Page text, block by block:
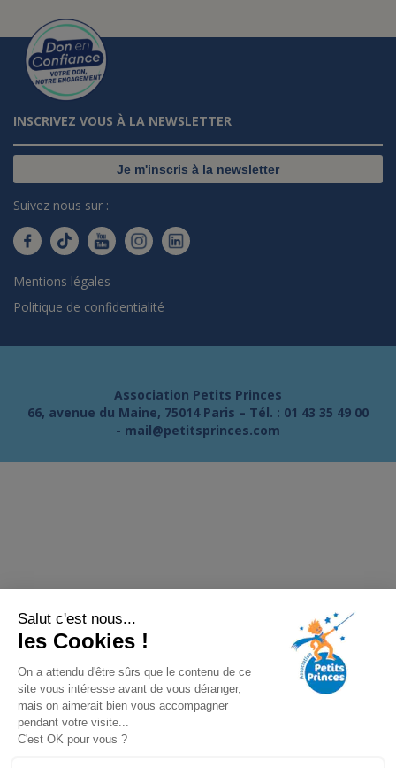
Salut c'est nous...
les Cookies !
On a attendu d'être sûrs que le contenu de ce
site vous intéresse avant de vous déranger,
mais on aimerait bien vous accompagner
pendant votre visite...
C'est OK pour vous ?
INSCRIVEZ VOUS À LA NEWSLETTER
Je m'inscris à la newsletter
Suivez nous sur :
Mentions légales
Politique de confidentialité
Association Petits Princes
66, avenue du Maine, 75014 Paris – Tél. : 01 43 35 49 00
- mail@petitsprinces.com